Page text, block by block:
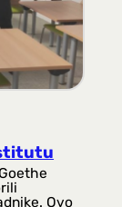
Ovo